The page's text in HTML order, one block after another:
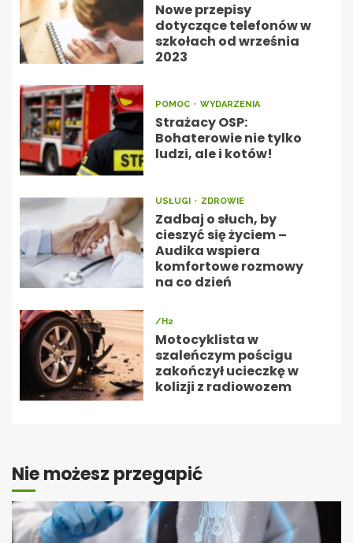
Nowe przepisy
dotyczące telefonów w
szkołach od września
2023
POMOC WYDARZENIA
Strażacy OSP:
Bohaterowie nie tylko
ludzi, ale i kotów!
USŁUGI ZDROWIE
Zadbaj o słuch, by
cieszyć się życiem –
Audika wspiera
komfortowe rozmowy
na co dzień
/H2
Motocyklista w
szaleńczym pościgu
zakończył ucieczkę w
kolizji z radiowozem
Nie możesz przegapić